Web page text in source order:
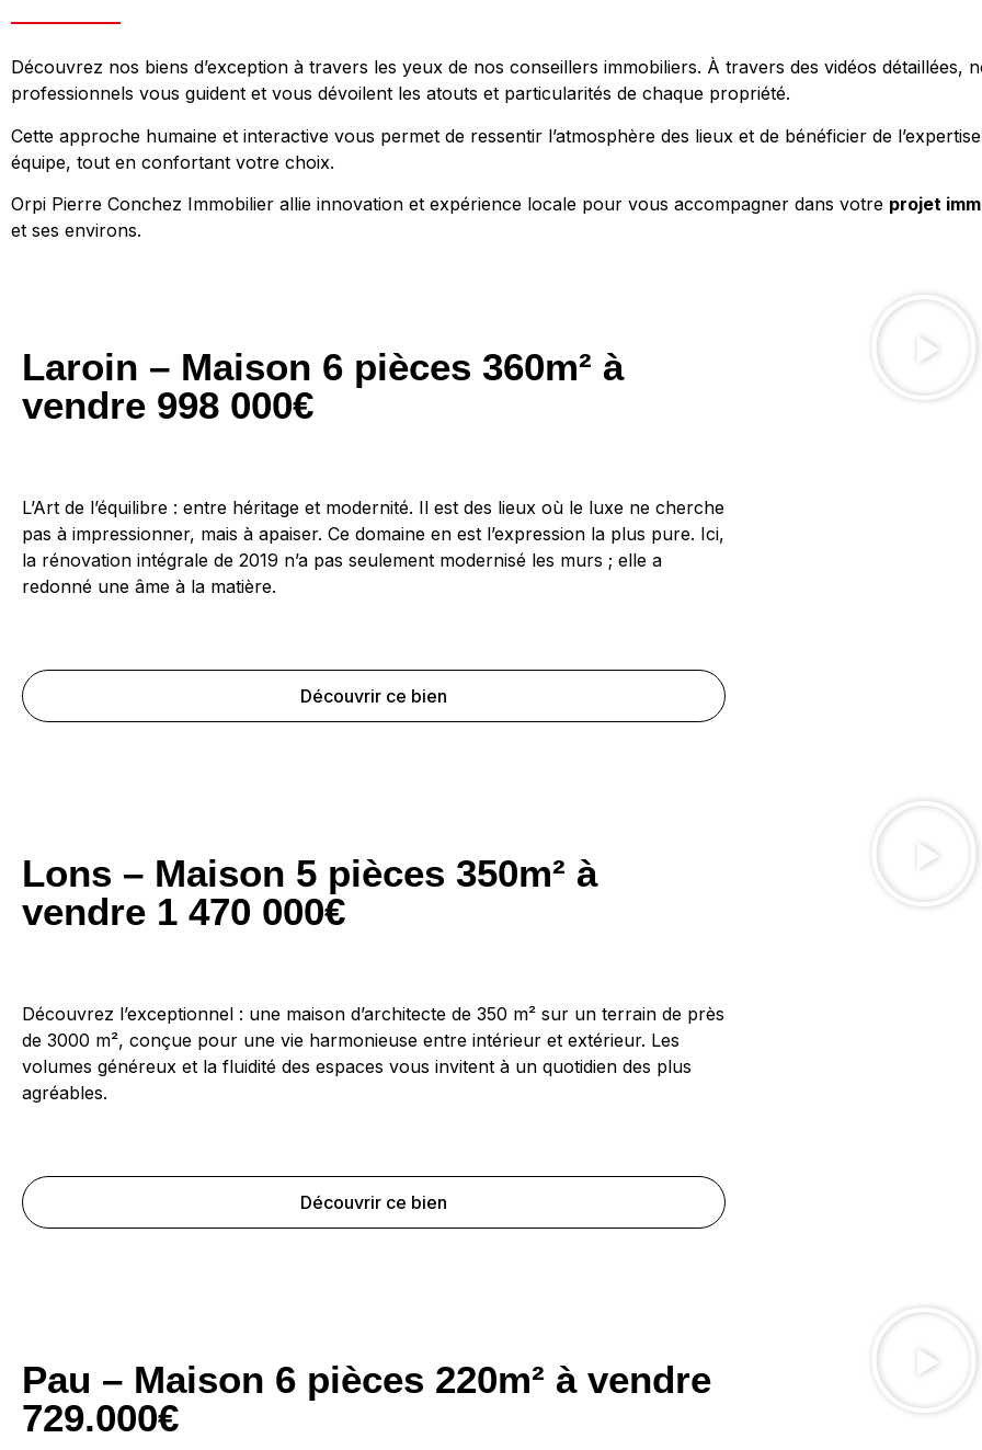
Découvrez nos biens d’exception à travers les yeux de nos conseillers immobiliers. À travers des vidéos détaillées,
professionnels vous guident et vous dévoilent les atouts et particularités de chaque propriété.
Cette approche humaine et interactive vous permet de ressentir l’atmosphère des lieux et de bénéficier de
équipe, tout en confortant votre choix.
Orpi Pierre Conchez Immobilier allie innovation et expérience locale pour vous accompagner dans votre projet
et ses environs.
Laroin – Maison 6 pièces 360m² à
vendre 998 000€
L’Art de l’équilibre : entre héritage et modernité. Il est des lieux où le luxe ne cherche
pas à impressionner, mais à apaiser. Ce domaine en est l’expression la plus pure. Ici,
la rénovation intégrale de 2019 n’a pas seulement modernisé les murs ; elle a
redonné une âme à la matière.
Découvrir ce bien
Lons – Maison 5 pièces 350m² à
vendre 1 470 000€
Découvrez l’exceptionnel : une maison d’architecte de 350 m² sur un terrain de près
de 3000 m², conçue pour une vie harmonieuse entre intérieur et extérieur. Les
volumes généreux et la fluidité des espaces vous invitent à un quotidien des plus
agréables.
Découvrir ce bien
Pau – Maison 6 pièces 220m² à vendre
729.000€